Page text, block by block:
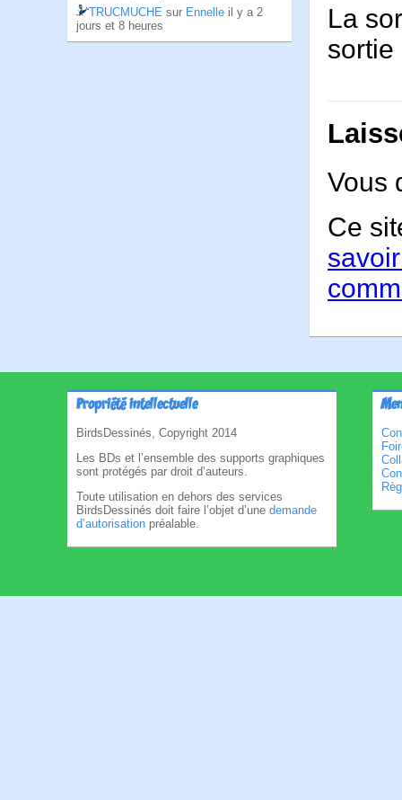
TRUCMUCHE sur Ennelle il y a 2
jours et 8 heures
La
sortie
Vous
Ce
Propriété intellectuelle
BirdsDessinés, Copyright 2014
Les BDs et l’ensemble des supports graphiques
sont protégés par droit d’auteurs.
Toute utilisation en dehors des services
BirdsDessinés doit faire l’objet d’une demande
d’autorisation préalable.